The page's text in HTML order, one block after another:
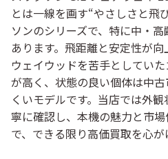
とは一線を画す“やさしさと飛
ソンのシリーズで、特に中・
あります。飛距離と安定性が
ウェイウッドを苦手としてい
が高く、状態の良い個体は中
くいモデルです。当店では外
寧に確認し、本機の魅力と市
で、できる限り高価買取を心が